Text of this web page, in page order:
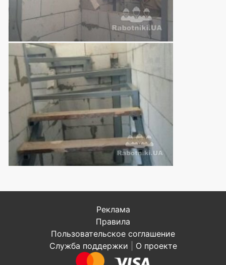
Реклама
Правила
Пользовательское соглашение
Служба поддержки
О проекте